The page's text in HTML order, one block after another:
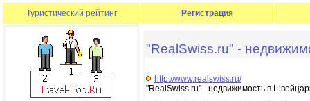
Туристический рейтинг Регистрация
"RealSwiss.ru" -
http://www.realswiss.ru/
"RealSwiss.ru" - недвижимость в